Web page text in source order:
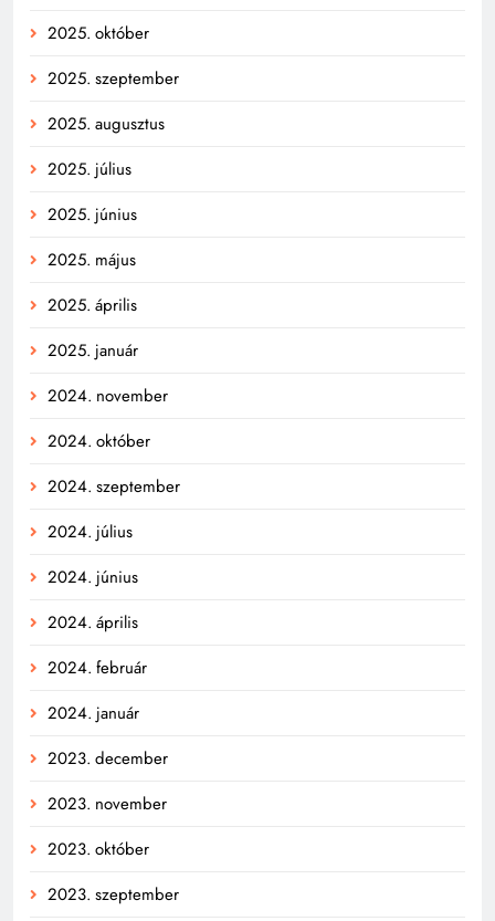
2025. október
2025. szeptember
2025. augusztus
2025. július
2025. június
2025. május
2025. április
2025. január
2024. november
2024. október
2024. szeptember
2024. július
2024. június
2024. április
2024. február
2024. január
2023. december
2023. november
2023. október
2023. szeptember